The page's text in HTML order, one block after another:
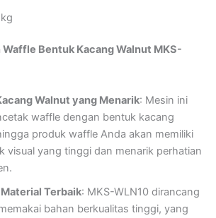
Bentuk Kacang Walnut MKS-
Walnut yang Menarik: Mesin ini
waffle dengan bentuk kacang
produk waffle Anda akan memiliki
visual yang tinggi dan menarik perhatian
Terbaik: MKS-WLN10 dirancang
bahan berkualitas tinggi, yang